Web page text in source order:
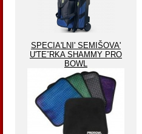
SPECIA'LNI' SEMIŠOVA'
U'TEˇRKA SHAMMY PRO
BOWL